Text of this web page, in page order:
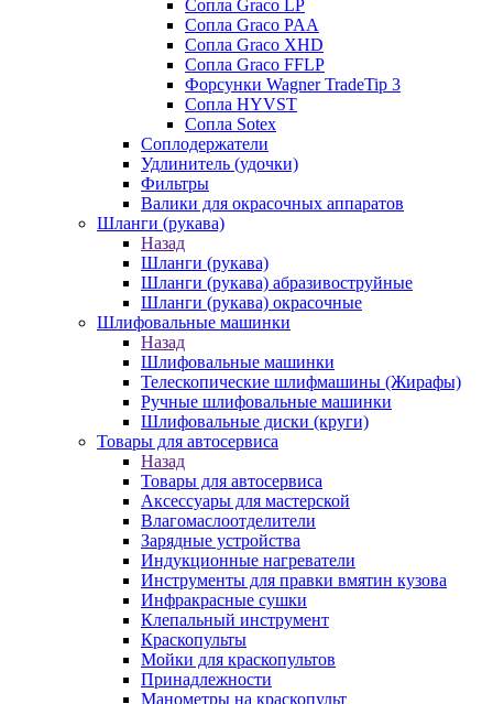
Сопла Graco LP
Сопла Graco PAA
Сопла Graco XHD
Сопла Graco FFLP
Форсунки Wagner TradeTip 3
Сопла HYVST
Сопла Sotex
Соплодержатели
Удлинитель (удочки)
Фильтры
Валики для окрасочных аппаратов
Шланги (рукава)
Назад
Шланги (рукава)
Шланги (рукава) абразивоструйные
Шланги (рукава) окрасочные
Шлифовальные машинки
Назад
Шлифовальные машинки
Телескопические шлифмашины (Жирафы)
Ручные шлифовальные машинки
Шлифовальные диски (круги)
Товары для автосервиса
Назад
Товары для автосервиса
Аксессуары для мастерской
Влагомаслоотделители
Зарядные устройства
Индукционные нагреватели
Инструменты для правки вмятин кузова
Инфракрасные сушки
Клепальный инструмент
Краскопульты
Мойки для краскопультов
Принадлежности
Манометры на краскопульт